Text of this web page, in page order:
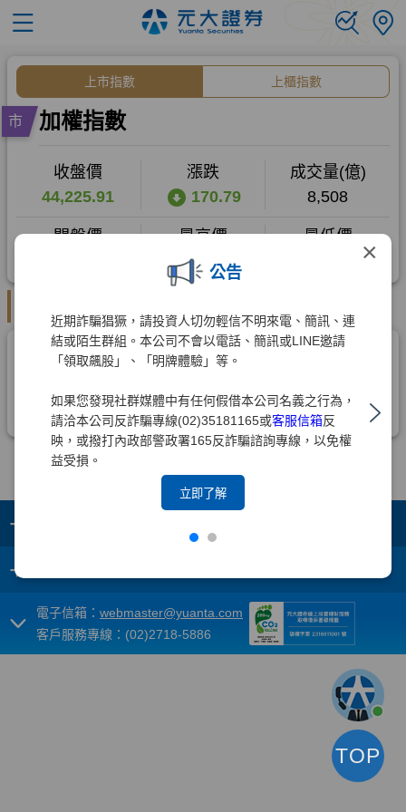
×
公告
近期詐騙猖獗，請投資人切勿輕信不明來電、簡訊、連
結或陌生群組。本公司不會以電話、簡訊或LINE邀請
「領取飆股」、「明牌體驗」等。
如果您發現社群媒體中有任何假借本公司名義之行為，
請洽本公司反詐騙專線(02)35181165或客服信箱反
映，或撥打內政部警政署165反詐騙諮詢專線，以免權
益受損。
立即了解
+
+
電子信箱： webmaster@yuanta.com
客戶服務專線：(02)2718-5886
TOP